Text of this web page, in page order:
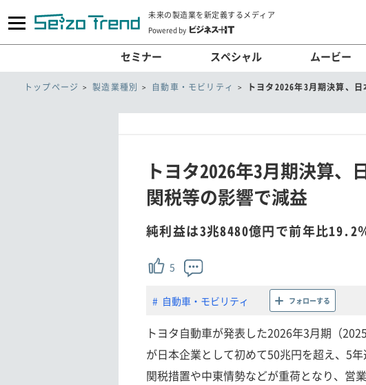
未来の製造業を新定義するメディア
Powered by
セミナー スペシャル ムービー
トップページ 製造業種別 自動車・モビリティ トヨタ2026年3月期決算、
トヨタ2026年3月期決算
関税等の影響で減益
純利益は3兆8480億円で前年比19.2
5
自動車・モビリティ フォローする
トヨタ自動車が発表した2026年3月期（
が日本企業として初めて50兆円を超え、5
関税措置や中東情勢などが重荷となり、営